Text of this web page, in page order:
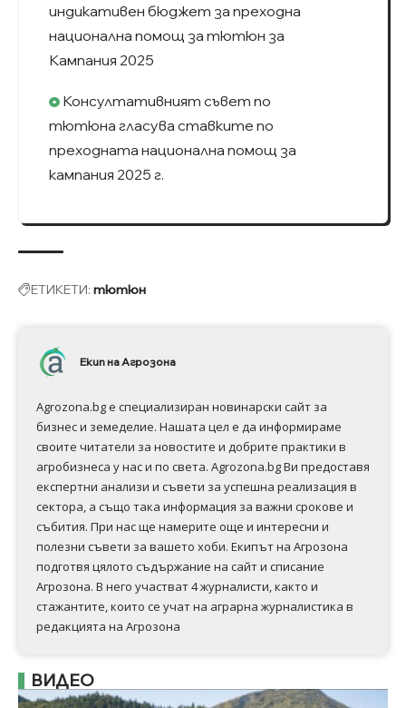
индикативен бюджет за преходна
национална помощ за тютюн за
Кампания 2025
Консултативният съвет по
тютюна гласува ставките по
преходната национална помощ за
кампания 2025 г.
ЕТИКЕТИ: тютюн
Екип на Агрозона
Agrozona.bg e специализиран новинарски сайт за
бизнес и земеделие. Нашата цел е да информираме
своите читатели за новостите и добрите практики в
агробизнеса у нас и по света. Agrozona.bg Ви предоставя
експертни анализи и съвети за успешна реализация в
сектора, а също така информация за важни срокове и
събития. При нас ще намерите още и интересни и
полезни съвети за вашето хоби. Екипът на Агрозона
подготвя цялото съдържание на сайт и списание
Агрозона. В него участват 4 журналисти, както и
стажантите, които се учат на аграрна журналистика в
редакцията на Агрозона
ВИДЕО